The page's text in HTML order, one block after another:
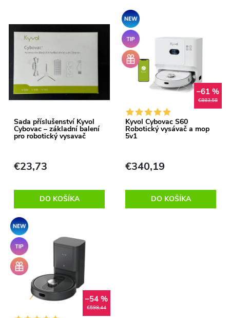
d
e
n
e
p
o
d
u
Najdrahšie
Abecedne
V
p
i
s
o
d
u
k
Sada příslušenství Kyvol
Cybovac – základní balení
pro robotický vysavač
€23,73
DO KOŠÍKA
Akcia
Tip
+
Darček
zdarma
€883,58
–61 %
Kyvol Cybovac S60
Robotický vysávač a mop
5v1
€340,19
DO KOŠÍKA
Akcia
Tip
+
Darček
zdarma
€598,44
–54 %